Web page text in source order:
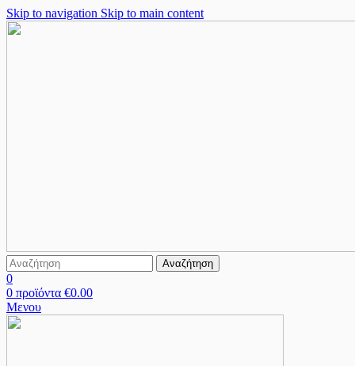
Skip to navigation Skip to main content
Αναζήτηση
0
0 προϊόντα €0.00
Μενου